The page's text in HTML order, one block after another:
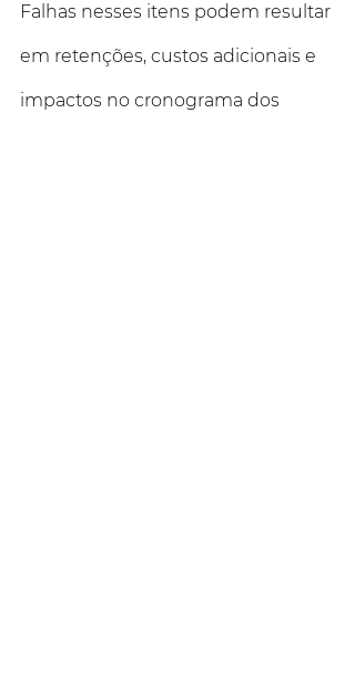
Falhas nesses itens podem resultar
em retenções, custos adicionais e
impactos no cronograma dos